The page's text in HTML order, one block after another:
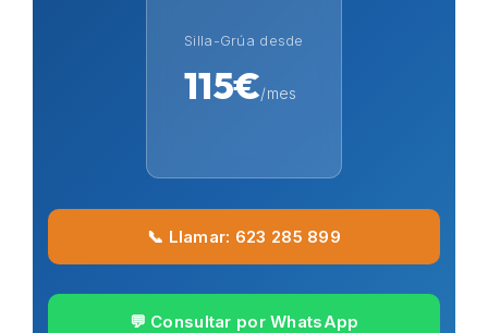
Silla-Grúa desde
115€/mes
📞 Llamar: 623 285 899
💬 Consultar por WhatsApp